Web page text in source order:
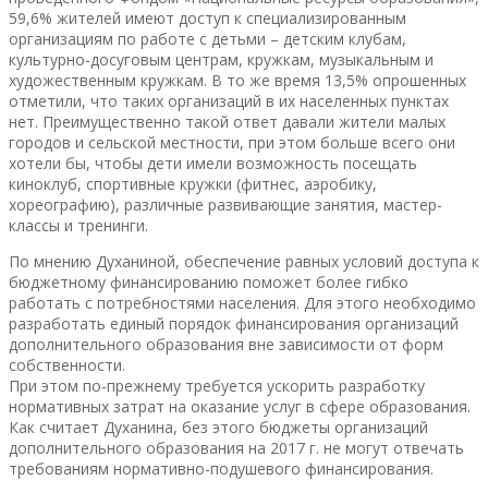
59,6% жителей имеют доступ к специализированным
организациям по работе с детьми – детским клубам,
культурно-досуговым центрам, кружкам, музыкальным и
художественным кружкам. В то же время 13,5% опрошенных
отметили, что таких организаций в их населенных пунктах
нет. Преимущественно такой ответ давали жители малых
городов и сельской местности, при этом больше всего они
хотели бы, чтобы дети имели возможность посещать
киноклуб, спортивные кружки (фитнес, аэробику,
хореографию), различные развивающие занятия, мастер-
классы и тренинги.
По мнению Духаниной, обеспечение равных условий доступа к
бюджетному финансированию поможет более гибко
работать с потребностями населения. Для этого необходимо
разработать единый порядок финансирования организаций
дополнительного образования вне зависимости от форм
собственности.
При этом по-прежнему требуется ускорить разработку
нормативных затрат на оказание услуг в сфере образования.
Как считает Духанина, без этого бюджеты организаций
дополнительного образования на 2017 г. не могут отвечать
требованиям нормативно-подушевого финансирования.